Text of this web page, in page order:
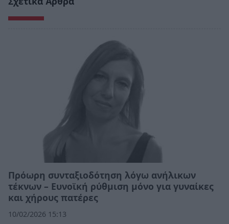
Πρόωρη συνταξιοδότηση λόγω ανήλικων
τέκνων – Ευνοϊκή ρύθμιση μόνο για γυναίκες
και χήρους πατέρες
10/02/2026 15:13